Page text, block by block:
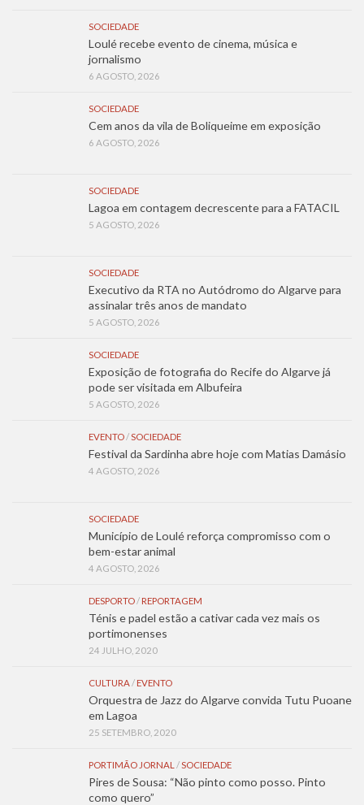
SOCIEDADE
Loulé recebe evento de cinema, música e
jornalismo
6 AGOSTO, 2026
SOCIEDADE
Cem anos da vila de Boliqueime em exposição
6 AGOSTO, 2026
SOCIEDADE
Lagoa em contagem decrescente para a FATACIL
5 AGOSTO, 2026
SOCIEDADE
Executivo da RTA no Autódromo do Algarve para
assinalar três anos de mandato
5 AGOSTO, 2026
SOCIEDADE
Exposição de fotografia do Recife do Algarve já
pode ser visitada em Albufeira
5 AGOSTO, 2026
EVENTO/SOCIEDADE
Festival da Sardinha abre hoje com Matias Damásio
4 AGOSTO, 2026
SOCIEDADE
Município de Loulé reforça compromisso com o
bem-estar animal
4 AGOSTO, 2026
DESPORTO/ REPORTAGEM
Ténis e padel estão a cativar cada vez mais os
portimonenses
24 JULHO, 2020
CULTURA/ EVENTO
Orquestra de Jazz do Algarve convida Tutu Puoane
em Lagoa
25 SETEMBRO, 2020
PORTIMÃO JORNAL /SOCIEDADE
Pires de Sousa: “Não pinto como posso. Pinto
como quero”